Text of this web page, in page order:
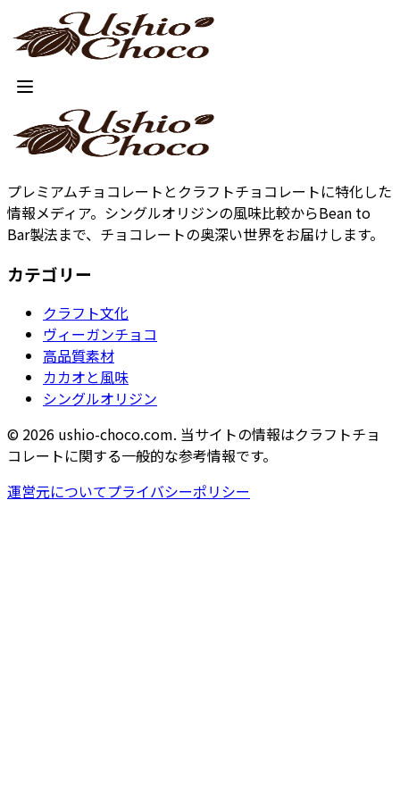
プレミアムチョコレートとクラフトチョコレートに特化した
情報メディア。シングルオリジンの風味比較からBean to
Bar製法まで、チョコレートの奥深い世界をお届けします。
カテゴリー
クラフト文化
ヴィーガンチョコ
高品質素材
カカオと風味
シングルオリジン
© 2026 ushio-choco.com. 当サイトの情報はクラフトチョ
コレートに関する一般的な参考情報です。
運営元についてプライバシーポリシー